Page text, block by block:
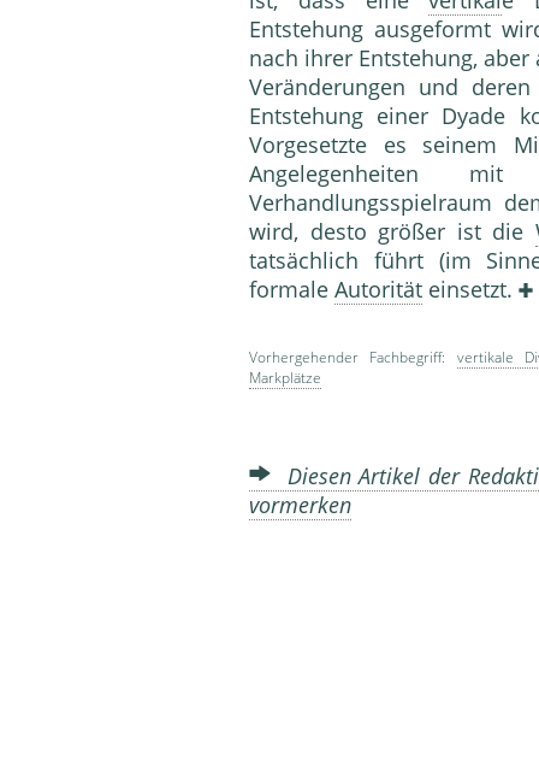
Entstehung ausgeformt
nach ihrer Entstehung,
Veränderun­gen und
Entstehung einer Dyade
Vorgesetzte es sei­nem
Angelegenheiten
Verhandlungsspielraum
wird, desto größer ist die
tatsäch­lich führt (im
formale Autorität einsetzt.
Vorhergehender Fachbegriff: vertikale
Markplätze
Diesen Artikel der
vormerken